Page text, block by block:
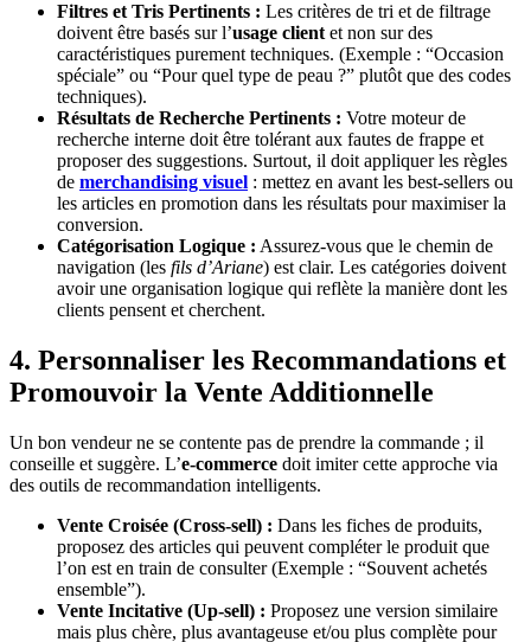
Filtres et Tris Pertinents : Les critères de tri et de filtrage
doivent être basés sur l’usage client et non sur des
caractéristiques purement techniques. (Exemple : “Occasion
spéciale” ou “Pour quel type de peau ?” plutôt que des codes
techniques).
Résultats de Recherche Pertinents : Votre moteur de
recherche interne doit être tolérant aux fautes de frappe et
proposer des suggestions. Surtout, il doit appliquer les règles
de merchandising visuel : mettez en avant les best-sellers ou
les articles en promotion dans les résultats pour maximiser la
conversion.
Catégorisation Logique : Assurez-vous que le chemin de
navigation (les fils d’Ariane) est clair. Les catégories doivent
avoir une organisation logique qui reflète la manière dont les
clients pensent et cherchent.
4. Personnaliser les Recommandations et
Promouvoir la Vente Additionnelle
Un bon vendeur ne se contente pas de prendre la commande ; il
conseille et suggère. L’e-commerce doit imiter cette approche via
des outils de recommandation intelligents.
Vente Croisée (Cross-sell) : Dans les fiches de produits,
proposez des articles qui peuvent compléter le produit que
l’on est en train de consulter (Exemple : “Souvent achetés
ensemble”).
Vente Incitative (Up-sell) : Proposez une version similaire
mais plus chère, plus avantageuse et/ou plus complète pour